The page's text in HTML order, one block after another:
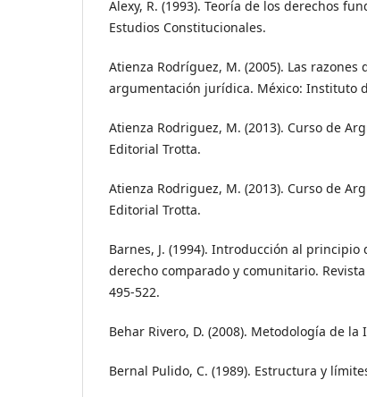
Alexy, R. (1993). Teoría de los derechos
Estudios Constitucionales.
Atienza Rodríguez, M. (2005). Las razones
argumentación jurídica. México: Instituto
Atienza Rodriguez, M. (2013). Curso de
Editorial Trotta.
Atienza Rodriguez, M. (2013). Curso de
Editorial Trotta.
Barnes, J. (1994). Introducción al
derecho comparado y comunitario.
495-522.
Behar Rivero, D. (2008). Metodología de la
Bernal Pulido, C. (1989). Estructura y